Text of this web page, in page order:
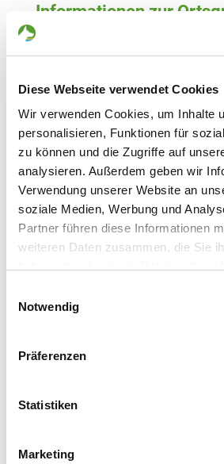
Diese Webseite verwendet Cookies
Wir verwenden Cookies, um Inhalte
personalisieren, Funktionen für
zu können und die Zugriffe auf
analysieren. Außerdem geben wir
Verwendung unserer Website an
soziale Medien, Werbung und
Partner führen diese Informationen
weiteren Daten zusammen, die Sie
Cookies, wenn Sie unsere Webseite
Notwendig
Präferenzen
Statistiken
Marketing
Informationen zur
Kontakt:
Walter-Block-Str. 9
17139 Malchin
Übungsplatz:
Jägerhof-Hainholz, Gielower
17139 Malchin
Numero di telefono:
03994 631277
E-Mail:
Angebot:
Rettungshunde, Mobility